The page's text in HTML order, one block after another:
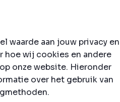
waarde aan jouw privacy en
hoe wij cookies en andere
onze website. Hieronder
over het gebruik van